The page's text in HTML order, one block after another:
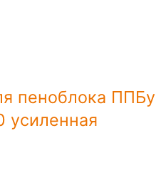
пеноблока ППБу
усиленная